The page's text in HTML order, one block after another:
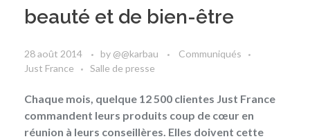
beauté et de bien-être
28 août 2014 by @@karbau
Communiqués
Just France
Salle de presse
Chaque mois, quelque 12 500 clientes Just France
commandent leurs produits coup de cœur en
réunion à leurs conseillères. Elles doivent cette